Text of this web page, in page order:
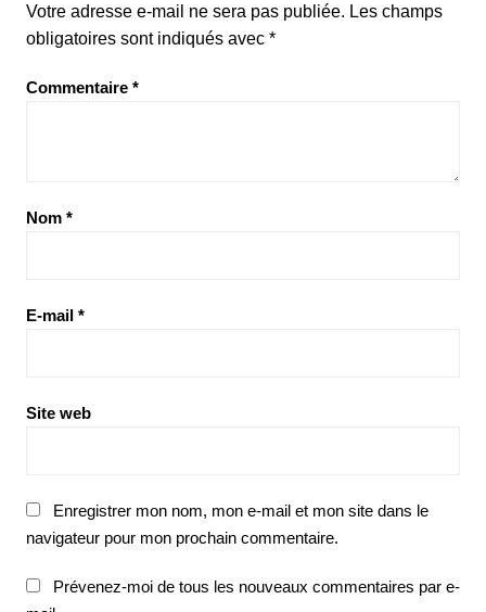
Votre adresse e-mail ne sera pas publiée. Les champs
obligatoires sont indiqués avec *
Commentaire *
Nom *
E-mail *
Site web
Enregistrer mon nom, mon e-mail et mon site dans le
navigateur pour mon prochain commentaire.
Prévenez-moi de tous les nouveaux commentaires par e-